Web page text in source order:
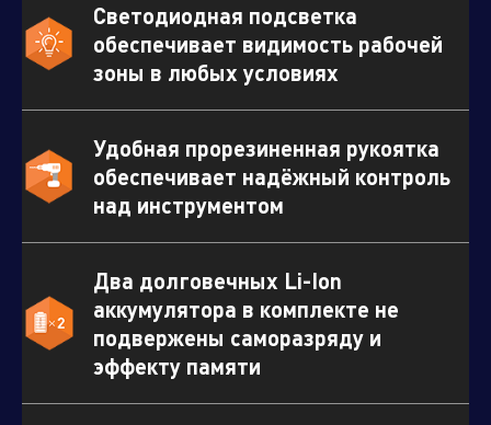
Светодиодная подсветка
обеспечивает видимость рабочей
зоны в любых условиях
Удобная прорезиненная рукоятка
обеспечивает надёжный контроль
над инструментом
Два долговечных Li-Ion
аккумулятора в комплекте не
подвержены саморазряду и
эффекту памяти